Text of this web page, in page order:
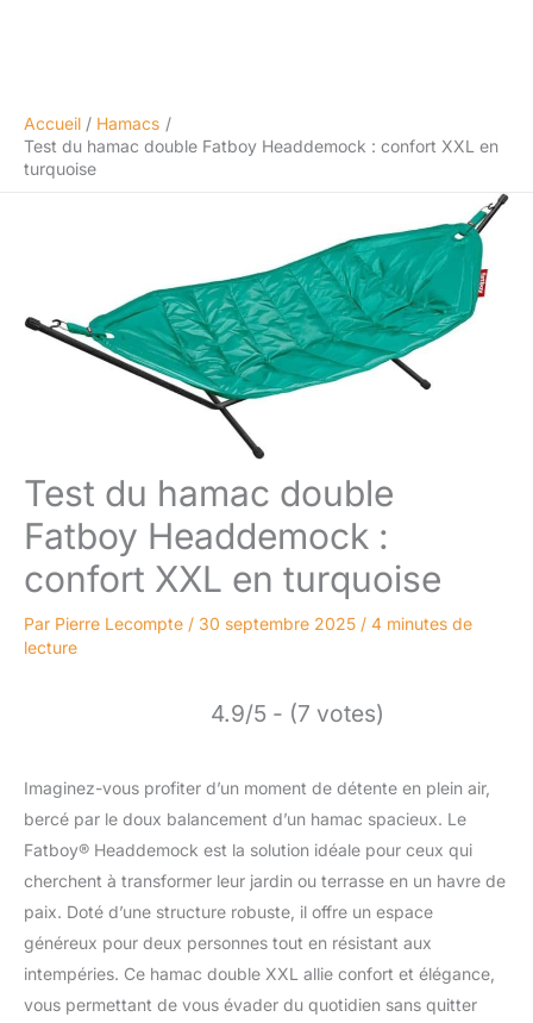
Accueil
Hamacs
Test du hamac double Fatboy Headdemock : confort XXL en
turquoise
Test du hamac double
Fatboy Headdemock :
confort XXL en turquoise
Par Pierre Lecompte / 30 septembre 2025 / 4 minutes de
lecture
4.9/5 - (7 votes)
Imaginez-vous profiter d’un moment de détente en plein air,
bercé par le doux balancement d’un hamac spacieux. Le
Fatboy® Headdemock est la solution idéale pour ceux qui
cherchent à transformer leur jardin ou terrasse en un havre de
paix. Doté d’une structure robuste, il offre un espace
généreux pour deux personnes tout en résistant aux
intempéries. Ce hamac double XXL allie confort et élégance,
vous permettant de vous évader du quotidien sans quitter